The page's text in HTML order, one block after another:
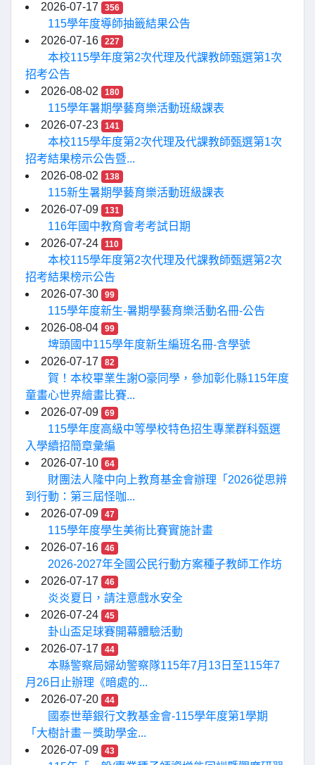
2026-07-17
356
115學年度導師抽籤結果公告
2026-07-16
227
本校115學年度第2次代理及代課教師甄選第1次
招考公告
2026-08-02
180
115學年暑期學藝育樂活動班級課表
2026-07-23
141
本校115學年度第2次代理及代課教師甄選第1次
招考結果榜示公告暨...
2026-08-02
138
115新生暑期學藝育樂活動班級課表
2026-07-09
131
116年國中教育會考考試日期
2026-07-24
110
本校115學年度第2次代理及代課教師甄選第2次
招考結果榜示公告
2026-07-30
99
115學年度新生-暑期學藝育樂活動名冊-公告
2026-08-04
99
埤頭國中115學年度新生編班名冊-含學號
2026-07-17
82
賀！本校畢業生謝O豪同學，參加彰化縣115年度
童畫心世界繪畫比賽...
2026-07-09
69
115學年度高級中等學校特色招生專業群科甄選
入學續招簡章彙編
2026-07-10
64
財團法人隆中向上教育基金會辦理「2026從思辨
到行動：第三屆怪咖...
2026-07-09
47
115學年度學生美術比賽實施計畫
2026-07-16
46
2026-2027年全國公民行動方案種子教師工作坊
2026-07-17
46
炎炎夏日，請注意戲水安全
2026-07-24
45
卦山盃足球賽開幕體驗活動
2026-07-17
44
本縣警察局婦幼警察隊115年7月13日至115年7
月26日止辦理《暗處的...
2026-07-20
44
國泰世華銀行文教基金會-115學年度第1學期
「大樹計畫－獎助學金...
2026-07-09
43